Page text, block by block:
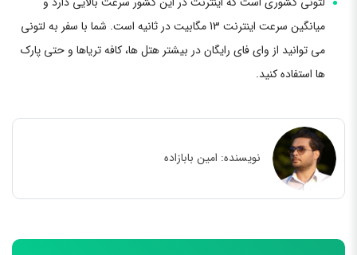
میانگین سرعت اینترنت 13 مگابیت در ثانیه است. شما با سفر به لتونی
می توانید از وای فای رایگان در بیشتر هتل ها، کافه تریاها و حتی پارک
ها استفاده کنید.
نویسنده: امین بابازاده